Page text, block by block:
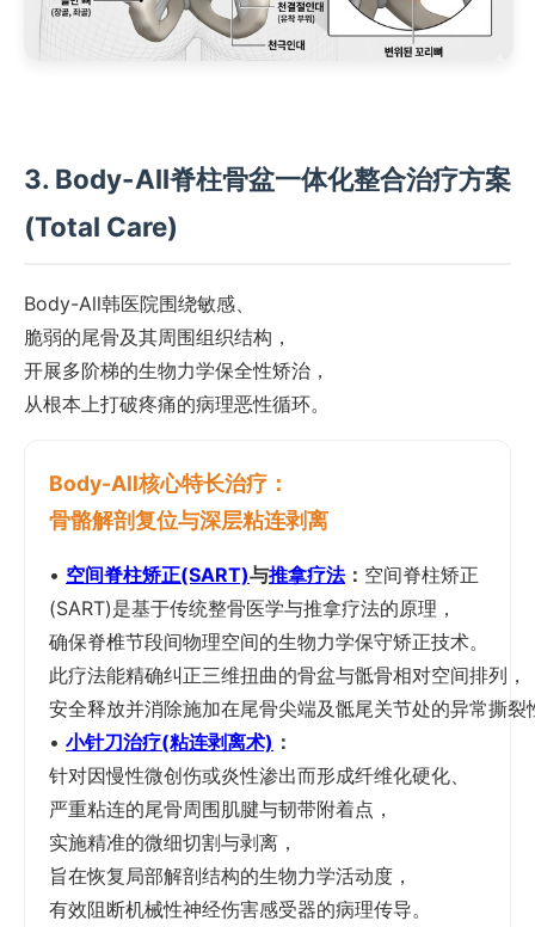
3. Body-All脊柱骨盆一体化整合治疗方案
(Total Care)
Body-All韩医院围绕敏感、
脆弱的尾骨及其周围组织结构，
开展多阶梯的生物力学保全性矫治，
从根本上打破疼痛的病理恶性循环。
Body-All核心特长治疗：
骨骼解剖复位与深层粘连剥离
• 空间脊柱矫正(SART)与推拿疗法： 空间脊柱矫正
(SART)是基于传统整骨医学与推拿疗法的原理，
确保脊椎节段间物理空间的生物力学保守矫正技术。
此疗法能精确纠正三维扭曲的骨盆与骶骨相对空间排列，
安全释放并消除施加在尾骨尖端及骶尾关节处的异常撕裂
• 小针刀治疗(粘连剥离术) ：
针对因慢性微创伤或炎性渗出而形成纤维化硬化、
严重粘连的尾骨周围肌腱与韧带附着点，
实施精准的微细切割与剥离，
旨在恢复局部解剖结构的生物力学活动度，
有效阻断机械性神经伤害感受器的病理传导。